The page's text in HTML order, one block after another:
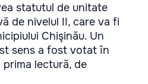
statutul de unitate
de nivelul II, care va fi
Chişinău. Un
sens a fost votat în
lectură, de